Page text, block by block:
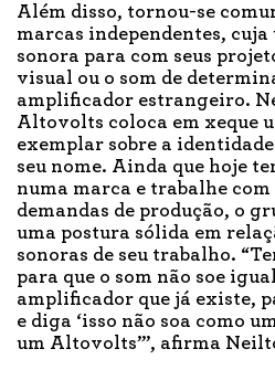
Além disso, tornou-se
marcas independentes,
sonora para com seus
visual ou o som de
amplificador estrangeiro.
Altovolts coloca em xeque
exemplar sobre a
seu nome. Ainda que hoje
numa marca e trabalhe
demandas de produção, o
uma postura sólida em
sonoras de seu trabalho.
para que o som não soe
amplificador que já existe,
e diga ‘isso não soa como
um Altovolts’”, afirma